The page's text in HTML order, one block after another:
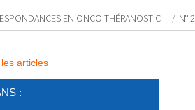
EN ONCO-THÉRANOSTIC N°
articles
: